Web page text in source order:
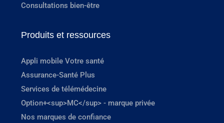
Consultations bien-être
Produits et ressources
Appli mobile Votre santé
Assurance-Santé Plus
Services de télémédecine
Option+<sup>MC</sup> - marque privée
Nos marques de confiance